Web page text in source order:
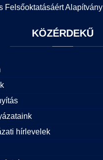
Felsőoktatásáért Alapítvány
KÖZÉRDEKŰ
hírlevelek